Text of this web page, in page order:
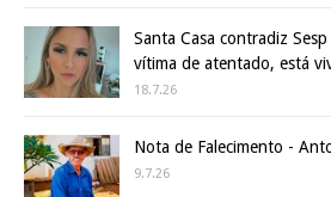
Santa Casa contradiz
vítima de atentado, está
18.7.26
Nota de Falecimento -
9.7.26